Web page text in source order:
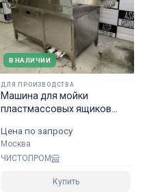
В НАЛИЧИИ
ДЛЯ ПРОИЗВОДСТВА
Машина для мойки
пластмассовых ящиков
Цена по запросу
Москва
ЧИСТОПРОМ
Купить